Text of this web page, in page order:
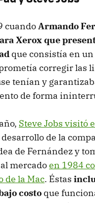
cuandoArmando
Xerox que
que consistía en un
corregir las
tenían y
de forma
Steve Jobs visitó
de la
de Fernández y
mercadoen 1984
de la Mac. Éstas
costo que